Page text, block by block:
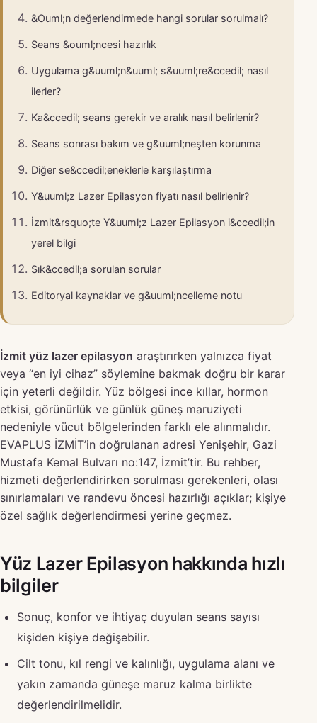
&Ouml;n değerlendirmede hangi sorular sorulmalı?
Seans &ouml;ncesi hazırlık
Uygulama g&uuml;n&uuml; s&uuml;re&ccedil; nasıl
ilerler?
Ka&ccedil; seans gerekir ve aralık nasıl belirlenir?
Seans sonrası bakım ve g&uuml;neşten korunma
Diğer se&ccedil;eneklerle karşılaştırma
Y&uuml;z Lazer Epilasyon fiyatı nasıl belirlenir?
İzmit&rsquo;te Y&uuml;z Lazer Epilasyon i&ccedil;in
yerel bilgi
Sık&ccedil;a sorulan sorular
Editoryal kaynaklar ve g&uuml;ncelleme notu
İzmit yüz lazer epilasyon araştırırken yalnızca fiyat
veya “en iyi cihaz” söylemine bakmak doğru bir karar
için yeterli değildir. Yüz bölgesi ince kıllar, hormon
etkisi, görünürlük ve günlük güneş maruziyeti
nedeniyle vücut bölgelerinden farklı ele alınmalıdır.
EVAPLUS İZMİT’in doğrulanan adresi Yenişehir, Gazi
Mustafa Kemal Bulvarı no:147, İzmit’tir. Bu rehber,
hizmeti değerlendirirken sorulması gerekenleri, olası
sınırlamaları ve randevu öncesi hazırlığı açıklar; kişiye
özel sağlık değerlendirmesi yerine geçmez.
Yüz Lazer Epilasyon hakkında hızlı
bilgiler
Sonuç, konfor ve ihtiyaç duyulan seans sayısı
kişiden kişiye değişebilir.
Cilt tonu, kıl rengi ve kalınlığı, uygulama alanı ve
yakın zamanda güneşe maruz kalma birlikte
değerlendirilmelidir.